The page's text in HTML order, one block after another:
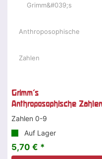
Grimm's
Anthroposophische Zahlen
Zahlen 0-9
Auf Lager
5,70 € *